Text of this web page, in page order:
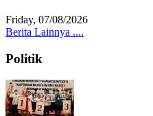
Friday, 07/08/2026
Berita Lainnya ....
Politik